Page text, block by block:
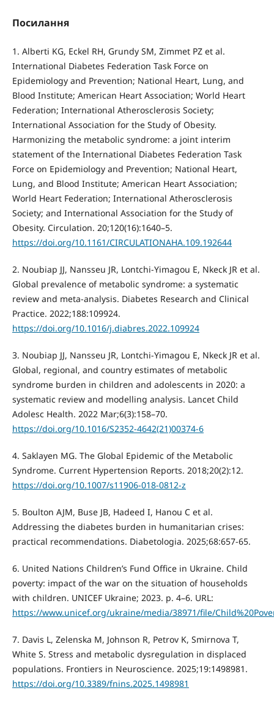
Посилання
1. Alberti KG, Eckel RH, Grundy SM, Zimmet PZ et al.
International Diabetes Federation Task Force on
Epidemiology and Prevention; National Heart, Lung, and
Blood Institute; American Heart Association; World Heart
Federation; International Atherosclerosis Society;
International Association for the Study of Obesity.
Harmonizing the metabolic syndrome: a joint interim
statement of the International Diabetes Federation Task
Force on Epidemiology and Prevention; National Heart,
Lung, and Blood Institute; American Heart Association;
World Heart Federation; International Atherosclerosis
Society; and International Association for the Study of
Obesity. Circulation. 20;120(16):1640–5.
https://doi.org/10.1161/CIRCULATIONAHA.109.192644
2. Noubiap JJ, Nansseu JR, Lontchi-Yimagou E, Nkeck JR et al.
Global prevalence of metabolic syndrome: a systematic
review and meta-analysis. Diabetes Research and Clinical
Practice. 2022;188:109924.
https://doi.org/10.1016/j.diabres.2022.109924
3. Noubiap JJ, Nansseu JR, Lontchi-Yimagou E, Nkeck JR et al.
Global, regional, and country estimates of metabolic
syndrome burden in children and adolescents in 2020: a
systematic review and modelling analysis. Lancet Child
Adolesc Health. 2022 Mar;6(3):158–70.
https://doi.org/10.1016/S2352-4642(21)00374-6
4. Saklayen MG. The Global Epidemic of the Metabolic
Syndrome. Current Hypertension Reports. 2018;20(2):12.
https://doi.org/10.1007/s11906-018-0812-z
5. Boulton AJM, Buse JB, Hadeed I, Hanou C et al.
Addressing the diabetes burden in humanitarian crises:
practical recommendations. Diabetologia. 2025;68:657-65.
6. United Nations Children’s Fund Office in Ukraine. Child
poverty: impact of the war on the situation of households
with children. UNICEF Ukraine; 2023. p. 4–6. URL:
https://www.unicef.org/ukraine/media/38971/file/
7. Davis L, Zelenska M, Johnson R, Petrov K, Smirnova T,
White S. Stress and metabolic dysregulation in displaced
populations. Frontiers in Neuroscience. 2025;19:1498981.
https://doi.org/10.3389/fnins.2025.1498981